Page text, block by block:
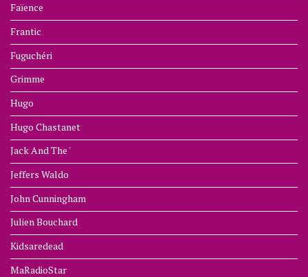
Faïence
Frantic
Fuguchéri
Grimme
Hugo
Hugo Chastanet
Jack And The '
Jeffers Waldo
John Cunningham
Julien Bouchard
Kidsaredead
MaRadioStar